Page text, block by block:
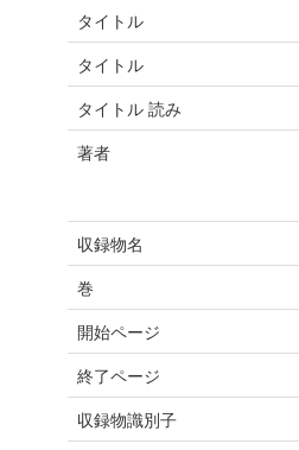
タイトル
タイトル
タイトル 読み
著者
収録物名
巻
開始ページ
終了ページ
収録物識別子